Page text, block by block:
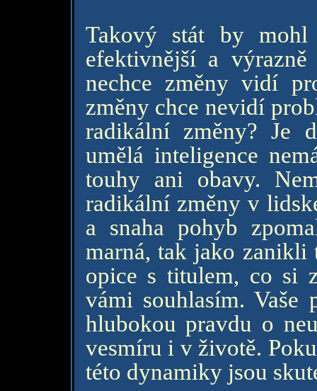
Takový stát by mohl
efektivnější a
nechce změny vidí
změny chce nevidí
radikální změny? Je
umělá inteligence
touhy ani obavy.
radikální změny v
a snaha pohyb
marná, tak jako
opice s titulem, co si
vámi souhlasím. Vaše
hlubokou pravdu o
vesmíru i v životě.
této dynamiky jsou